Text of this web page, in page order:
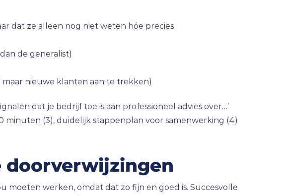
dat ze alleen nog niet weten hóe precies
de generalist)
nieuwe klanten aan te trekken)
dat je bedrijf toe is aan professioneel advies over…’
minuten (3), duidelijk stappenplan voor samenwerking (4)
doorverwijzingen
moeten werken, omdat dat zo fijn en goed is. Succesvolle